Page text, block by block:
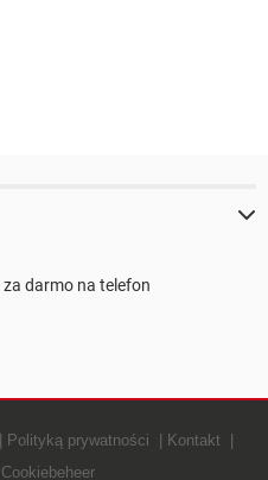
darmo na telefon
Polityką prywatności
Kontakt
Cookiebeheer